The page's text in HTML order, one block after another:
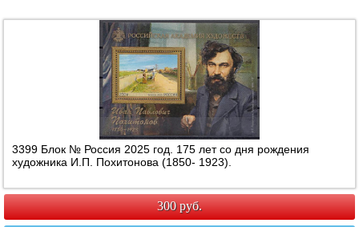
3399 Блок № Россия 2025 год. 175 лет со дня рождения
художника И.П. Похитонова (1850- 1923).
300 руб.